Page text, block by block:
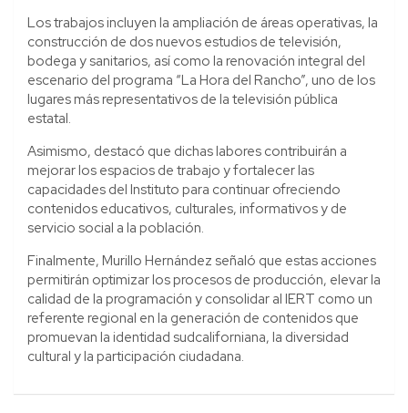
Los trabajos incluyen la ampliación de áreas operativas, la
construcción de dos nuevos estudios de televisión,
bodega y sanitarios, así como la renovación integral del
escenario del programa “La Hora del Rancho”, uno de los
lugares más representativos de la televisión pública
estatal.
Asimismo, destacó que dichas labores contribuirán a
mejorar los espacios de trabajo y fortalecer las
capacidades del Instituto para continuar ofreciendo
contenidos educativos, culturales, informativos y de
servicio social a la población.
Finalmente, Murillo Hernández señaló que estas acciones
permitirán optimizar los procesos de producción, elevar la
calidad de la programación y consolidar al IERT como un
referente regional en la generación de contenidos que
promuevan la identidad sudcaliforniana, la diversidad
cultural y la participación ciudadana.